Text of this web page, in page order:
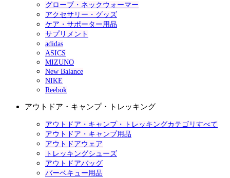
グローブ・ネックウォーマー
アクセサリー・グッズ
ケア・サポーター用品
サプリメント
adidas
ASICS
MIZUNO
New Balance
NIKE
Reebok
アウトドア・キャンプ・トレッキング
アウトドア・キャンプ・トレッキングカテゴリすべて
アウトドア・キャンプ用品
アウトドアウェア
トレッキングシューズ
アウトドアバッグ
バーベキュー用品